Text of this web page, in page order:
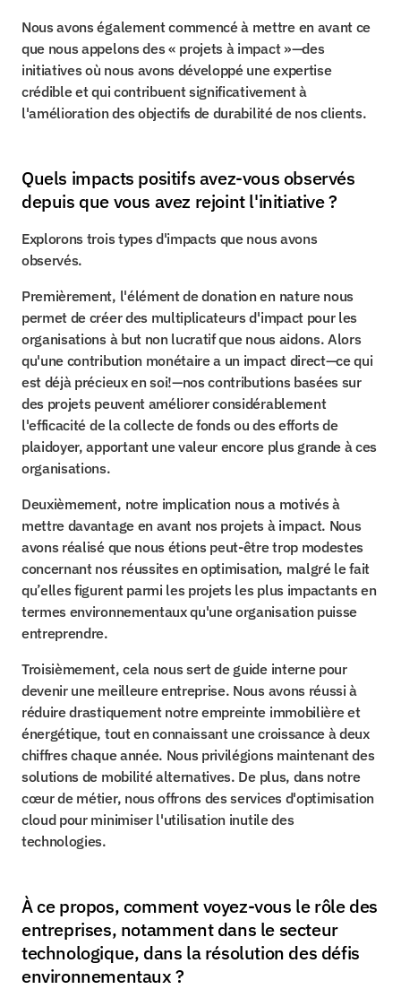
Nous avons également commencé à mettre en avant ce
que nous appelons des « projets à impact »—des
initiatives où nous avons développé une expertise
crédible et qui contribuent significativement à
l'amélioration des objectifs de durabilité de nos clients.
Quels impacts positifs avez-vous observés
depuis que vous avez rejoint l'initiative ?
Explorons trois types d'impacts que nous avons
observés.
Premièrement, l'élément de donation en nature nous
permet de créer des multiplicateurs d'impact pour les
organisations à but non lucratif que nous aidons. Alors
qu'une contribution monétaire a un impact direct—ce qui
est déjà précieux en soi!—nos contributions basées sur
des projets peuvent améliorer considérablement
l'efficacité de la collecte de fonds ou des efforts de
plaidoyer, apportant une valeur encore plus grande à ces
organisations.
Deuxièmement, notre implication nous a motivés à
mettre davantage en avant nos projets à impact. Nous
avons réalisé que nous étions peut-être trop modestes
concernant nos réussites en optimisation, malgré le fait
qu’elles figurent parmi les projets les plus impactants en
termes environnementaux qu'une organisation puisse
entreprendre.
Troisièmement, cela nous sert de guide interne pour
devenir une meilleure entreprise. Nous avons réussi à
réduire drastiquement notre empreinte immobilière et
énergétique, tout en connaissant une croissance à deux
chiffres chaque année. Nous privilégions maintenant des
solutions de mobilité alternatives. De plus, dans notre
cœur de métier, nous offrons des services d'optimisation
cloud pour minimiser l'utilisation inutile des
technologies.
À ce propos, comment voyez-vous le rôle des
entreprises, notamment dans le secteur
technologique, dans la résolution des défis
environnementaux ?